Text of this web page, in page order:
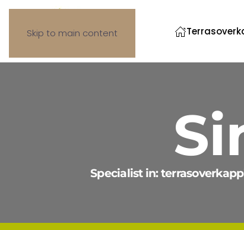
Skip to main content
Specialist in: